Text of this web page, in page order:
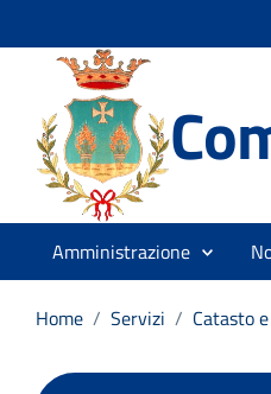
Amministrazione
Home / Servizi / Catasto